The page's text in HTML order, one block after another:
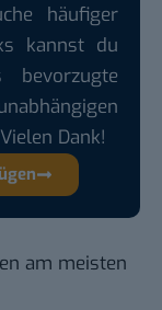
häufiger
kannst du
bevorzugte
Dank!
am meisten